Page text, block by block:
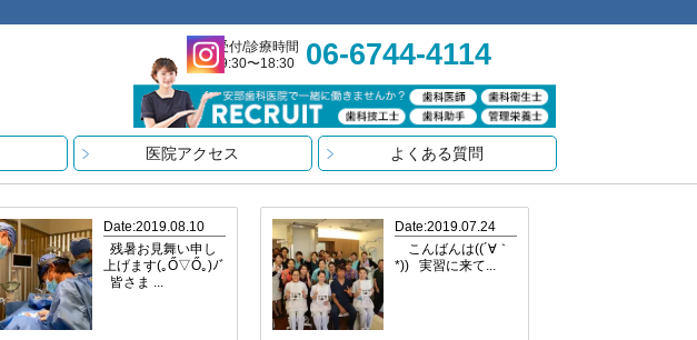
受付/診療時間
9:30〜18:30
06-6744-4114
医院アクセス よくある質問
Date:2019.08.10
残暑お見舞い申し
上げます(｡Ő▽Ő｡)ﾉﾞ
皆さま ...
Date:2019.07.24
こんばんは((´∀｀
*)) 実習に来て...